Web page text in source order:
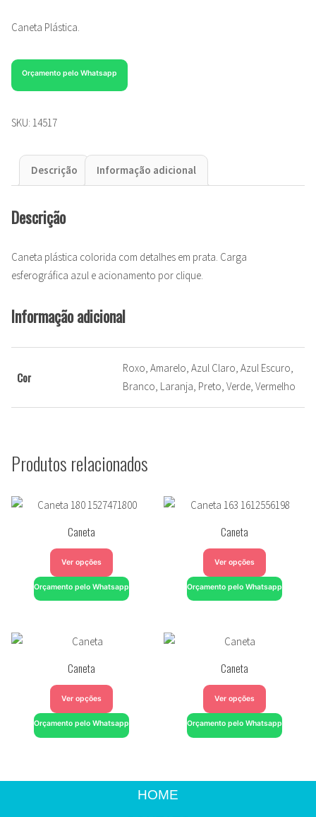
Caneta Plástica.
Orçamento pelo Whatsapp
SKU: 14517
Descrição Informação adicional
Descrição
Caneta plástica colorida com detalhes em prata. Carga
esferográfica azul e acionamento por clique.
Informação adicional
Cor
Roxo, Amarelo, Azul Claro, Azul Escuro,
Branco, Laranja, Preto, Verde, Vermelho
Produtos relacionados
Caneta
Ver opções
Orçamento pelo Whatsapp
Caneta
Ver opções
Orçamento pelo Whatsapp
Caneta
Ver opções
Orçamento pelo Whatsapp
Caneta
Ver opções
Orçamento pelo Whatsapp
HOME